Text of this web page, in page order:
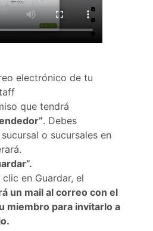
electrónico de tu
que tendrá
. Debes
o sucursales en
en Guardar, el
un mail al correo con el
miembro para invitarlo a